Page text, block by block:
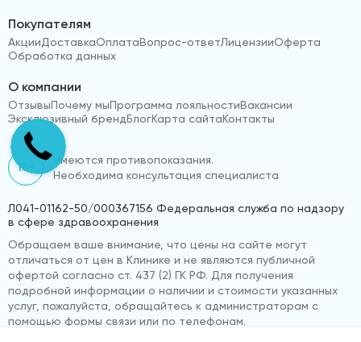
Покупателям
АкцииДоставкаОплатаВопрос-ответЛицензииОферта
Обработка данных
О компании
ОтзывыПочему мыПрограмма лояльностиВакансии
Эксклюзивный брендБлогКарта сайтаКонтакты
18+
Имеются противопоказания.
Необходима консультация специалиста
Л041-01162-50/000367156 Федеральная служба по надзору
в сфере здравоохранения
Обращаем ваше внимание, что цены на сайте могут
отличаться от цен в Клинике и не являются публичной
офертой согласно ст. 437 (2) ГК РФ. Для получения
подробной информации о наличии и стоимости указанных
услуг, пожалуйста, обращайтесь к администраторам с
помощью формы связи или по телефонам.